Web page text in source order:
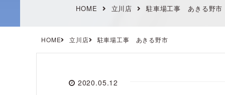
HOME 立川店 駐車場工事 あきる野市
HOME 立川店 駐車場工事 あきる野市
2020.05.12